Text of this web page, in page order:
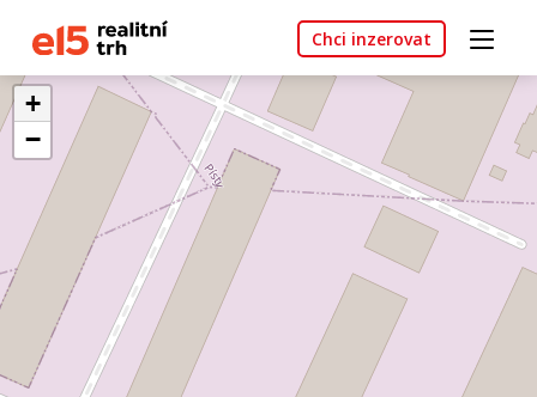
Chci inzerovat
+
−